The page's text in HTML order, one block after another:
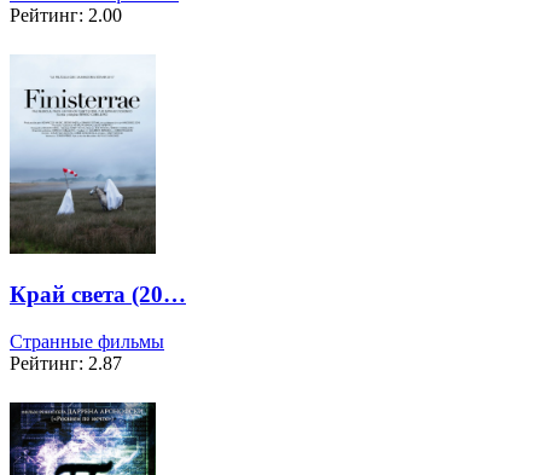
Рейтинг: 2.00
Край света (20…
Странные фильмы
Рейтинг: 2.87